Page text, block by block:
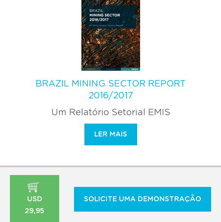
BRAZIL MINING SECTOR REPORT
2016/2017
Um Relatório Setorial EMIS
LER MAIS
USD
29,95
SOLICITE UMA DEMONSTRAÇÃO